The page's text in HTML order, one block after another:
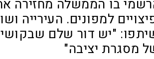
בו הממשלה מחזירה
למפונים. העירייה
"יש דור שלם
מסגרת יציבה"